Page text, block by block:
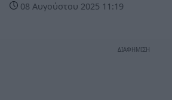
08 Αυγούστου 2025 11:19